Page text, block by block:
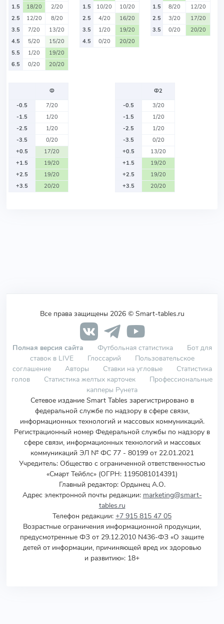
1.5
18/20
2/20
2.5
12/20
8/20
3.5
7/20
13/20
4.5
5/20
15/20
5.5
1/20
19/20
6.5
0/20 20/20
1.5
10/20
10/20
2.5
4/20
16/20
3.5
1/20
19/20
4.5
0/20 20/20
1.5
8/20
12/20
2.5
3/20
17/20
3.5
0/20 20/20
Ф
-0.5
7/20
-1.5
1/20
-2.5
1/20
-3.5
0/20
+0.5
17/20
+1.5
19/20
+2.5
19/20
+3.5
20/20
Ф2
-0.5
3/20
-1.5
1/20
-2.5
1/20
-3.5
0/20
+0.5
13/20
+1.5
19/20
+2.5
19/20
+3.5
20/20
Все права защищены 2026 © Smart-tables.ru
Полная версия сайта Футбольная статистика
Бот для
ставок в LIVE
Глоссарий
Пользовательское
соглашение
Авторы Ставки на угловые
Статистика
голов
Статистика желтых карточек
Профессиональные
капперы Рунета
Сетевое издание Smart Tables зарегистрировано в
федеральной службе по надзору в сфере связи,
информационных технологий и массовых коммуникаций.
Регистрационный номер Федеральной службы по надзору в
сфере связи, информационных технологий и массовых
коммуникаций ЭЛ № ФС 77 - 80199 от 22.01.2021
Учредитель: Общество с ограниченной ответственностью
«Смарт Тейблс» (ОГРН: 1195081014391)
Главный редактор: Ордынец А.О.
Адрес электронной почты редакции: marketing@smart-
tables.ru
Телефон редакции: +7 915 815 47 05
Возрастные ограничения информационной продукции,
предусмотренные ФЗ от 29.12.2010 N436-ФЗ «О защите
детей от информации, причиняющей вред их здоровью
и развитию»: 18+